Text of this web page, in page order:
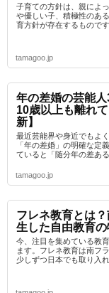
子育ての方針は、親によ
や優しい子、積極性のあ
育方針が存在するものです
tamagoo.jp
年の差婚の芸能
10歳以上も離れ
新】
最近芸能界や身近でもよ
「年の差婚」の明確な定
ていると「随分年の差ある
tamagoo.jp
フレネ教育とは
生した自由教育
今、注目を集めている教
ます。フレネ教育は南フ
少しずつ日本でも取り入れ